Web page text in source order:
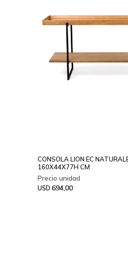
CONSOLA LION EC
160X44X77H CM
USD 694,00